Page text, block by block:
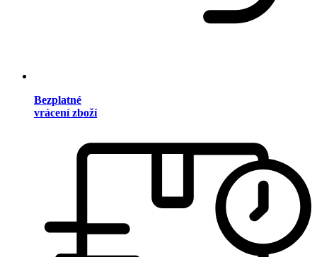
Bezplatné
vrácení zboží